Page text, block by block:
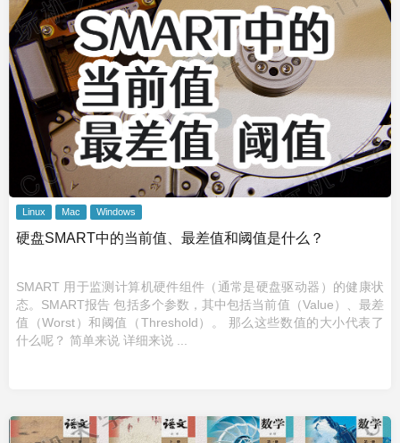
Linux Mac Windows
硬盘SMART中的当前值、最差值和阈值是什么？
SMART 用于监测计算机硬件组件（通常是硬盘驱动器）的健康状
态。SMART报告 包括多个参数，其中包括当前值（Value）、最差
值（Worst）和阈值（Threshold）。 那么这些数值的大小代表了
什么呢？ 简单来说 详细来说 ...